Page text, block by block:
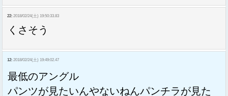
22: 2018/02/24(土) 19:50:33.83
くさそう
12: 2018/02/24(土) 19:49:02.47
最低のアングル
パンツが見たいんやないねんパンチラが見た